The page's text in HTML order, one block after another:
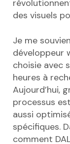
des visuels
Je me
développeur
choisie avec
heures à
Aujourd’hui,
processus
aussi
spécifiques.
comment